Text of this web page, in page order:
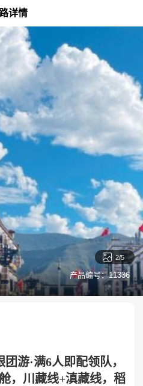
详情
 2/5
产品编号：11336
游·满6人即配领队，
，川藏线+滇藏线，稻